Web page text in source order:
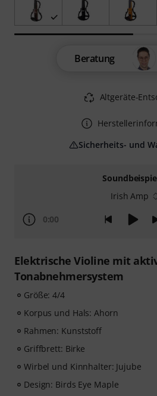
Irish Amp
0:00
Elektrische Violine mit
Tonabnehmersystem
Größe: 4/4
Korpus und Hals: Ahorn
Rahmen: Kunststoff
Griffbrett: Birke
Wirbel und Kinnhalter: Jujube
Design: Birds Eye Maple
Beratung
Altgeräte-
Sicherheits- und